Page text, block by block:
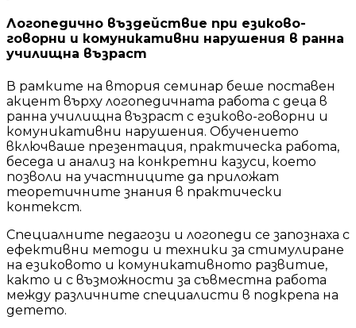
Логопедично въздействие при езиково-
говорни и комуникативни нарушения в ранна
училищна възраст
В рамките на втория семинар беше поставен
акцент върху логопедичната работа с деца в
ранна училищна възраст с езиково-говорни и
комуникативни нарушения. Обучението
включваше презентация, практическа работа,
беседа и анализ на конкретни казуси, което
позволи на участниците да приложат
теоретичните знания в практически
контекст.
Специалните педагози и логопеди се запознаха с
ефективни методи и техники за стимулиране
на езиковото и комуникативното развитие,
както и с възможности за съвместна работа
между различните специалисти в подкрепа на
детето.